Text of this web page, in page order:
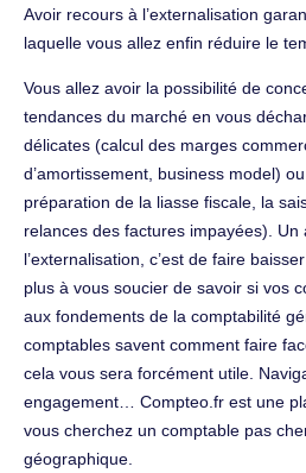
Avoir recours à l’externalisation
laquelle vous allez enfin réduire le
Vous allez avoir la possibilité de
tendances du marché en vous
délicates (calcul des marges
d’amortissement, business model)
préparation de la liasse fiscale, la
relances des factures impayées).
l’externalisation, c’est de faire
plus à vous soucier de savoir si vos
aux fondements de la comptabilité
comptables savent comment faire
cela vous sera forcément utile.
engagement… Compteo.fr est une
vous cherchez un comptable pas
géographique.